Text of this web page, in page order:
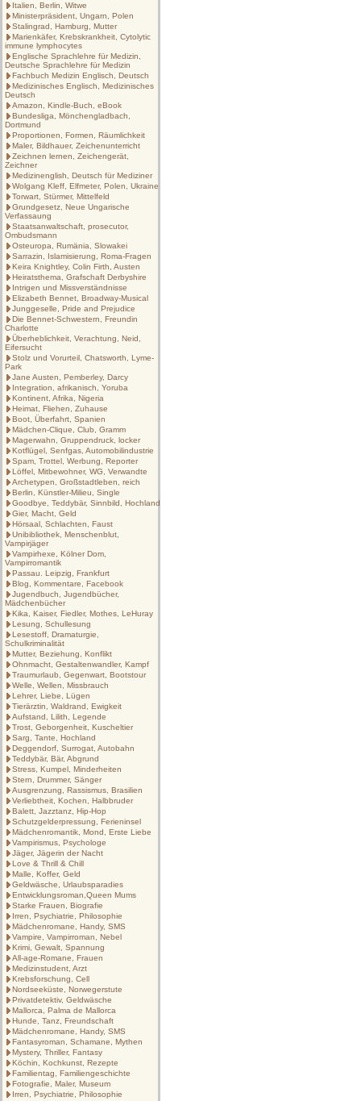
Italien, Berlin, Witwe
Ministerpräsident, Ungarn, Polen
Stalingrad, Hamburg, Mutter
Marienkäfer, Krebskrankheit, Cytolytic
immune lymphocytes
Englische Sprachlehre für Medizin,
Deutsche Sprachlehre für Medizin
Fachbuch Medizin Englisch, Deutsch
Medizinisches Englisch, Medizinisches
Deutsch
Amazon, Kindle-Buch, eBook
Bundesliga, Mönchengladbach,
Dortmund
Proportionen, Formen, Räumlichkeit
Maler, Bildhauer, Zeichenunterricht
Zeichnen lernen, Zeichengerät,
Zeichner
Medizinenglish, Deutsch für Mediziner
Wolgang Kleff, Elfmeter, Polen, Ukraine
Torwart, Stürmer, Mittelfeld
Grundgesetz, Neue Ungarische
Verfassaung
Staatsanwaltschaft, prosecutor,
Ombudsmann
Osteuropa, Rumänia, Slowakei
Sarrazin, Islamisierung, Roma-Fragen
Keira Knightley, Colin Firth, Austen
Heiratsthema, Grafschaft Derbyshire
Intrigen und Missverständnisse
Elizabeth Bennet, Broadway-Musical
Junggeselle, Pride and Prejudice
Die Bennet-Schwestern, Freundin
Charlotte
Überheblichkeit, Verachtung, Neid,
Eifersucht
Stolz und Vorurteil, Chatsworth, Lyme-
Park
Jane Austen, Pemberley, Darcy
Integration, afrikanisch, Yoruba
Kontinent, Afrika, Nigeria
Heimat, Fliehen, Zuhause
Boot, Überfahrt, Spanien
Mädchen-Clique, Club, Gramm
Magerwahn, Gruppendruck, locker
Kotflügel, Senfgas, Automobilindustrie
Spam, Trottel, Werbung, Reporter
Löffel, Mitbewohner, WG, Verwandte
Archetypen, Großstadtleben, reich
Berlin, Künstler-Milieu, Single
Goodbye, Teddybär, Sinnbild, Hochland
Gier, Macht, Geld
Hörsaal, Schlachten, Faust
Unibibliothek, Menschenblut,
Vampirjäger
Vampirhexe, Kölner Dom,
Vampirromantik
Passau. Leipzig, Frankfurt
Blog, Kommentare, Facebook
Jugendbuch, Jugendbücher,
Mädchenbücher
Kika, Kaiser, Fiedler, Mothes, LeHuray
Lesung, Schullesung
Lesestoff, Dramaturgie,
Schulkriminalität
Mutter, Beziehung, Konflikt
Ohnmacht, Gestaltenwandler, Kampf
Traumurlaub, Gegenwart, Bootstour
Welle, Wellen, Missbrauch
Lehrer, Liebe, Lügen
Tierärztin, Waldrand, Ewigkeit
Aufstand, Lilith, Legende
Trost, Geborgenheit, Kuscheltier
Sarg, Tante, Hochland
Deggendorf, Surrogat, Autobahn
Teddybär, Bär, Abgrund
Stress, Kumpel, Minderheiten
Stern, Drummer, Sänger
Ausgrenzung, Rassismus, Brasilien
Verliebtheit, Kochen, Halbbruder
Balett, Jazztanz, Hip-Hop
Schutzgelderpressung, Ferieninsel
Mädchenromantik, Mond, Erste Liebe
Vampirismus, Psychologe
Jäger, Jägerin der Nacht
Love & Thrill & Chill
Malle, Koffer, Geld
Geldwäsche, Urlaubsparadies
Entwicklungsroman,Queen Mums
Starke Frauen, Biografie
Irren, Psychiatrie, Philosophie
Mädchenromane, Handy, SMS
Vampire, Vampirroman, Nebel
Krimi, Gewalt, Spannung
All-age-Romane, Frauen
Medizinstudent, Arzt
Krebsforschung, Cell
Nordseeküste, Norwegerstute
Privatdetektiv, Geldwäsche
Mallorca, Palma de Mallorca
Hunde, Tanz, Freundschaft
Mädchenromane, Handy, SMS
Fantasyroman, Schamane, Mythen
Mystery, Thriller, Fantasy
Köchin, Kochkunst, Rezepte
Familientag, Familiengeschichte
Fotografie, Maler, Museum
Irren, Psychiatrie, Philosophie